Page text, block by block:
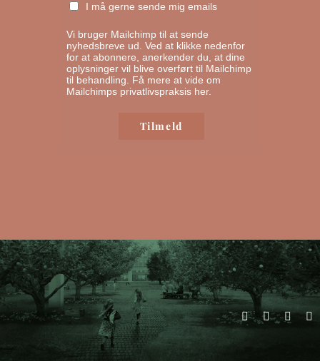
I må gerne sende mig emails
Vi bruger Mailchimp til at sende
nyhedsbreve ud. Ved at klikke nedenfor
for at abonnere, anerkender du, at dine
oplysninger vil blive overført til Mailchimp
til behandling. Få mere at vide om
Mailchimps privatlivspraksis her.